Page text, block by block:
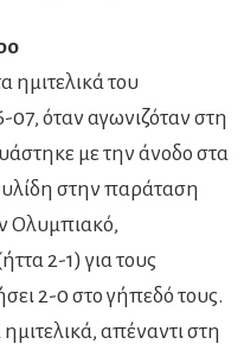
του
όταν αγωνιζόταν στη
με την άνοδο στα
στην παράταση
Ολυμπιακό,
2-1) για τους
2-0 στο γήπεδό τους.
απέναντι στη